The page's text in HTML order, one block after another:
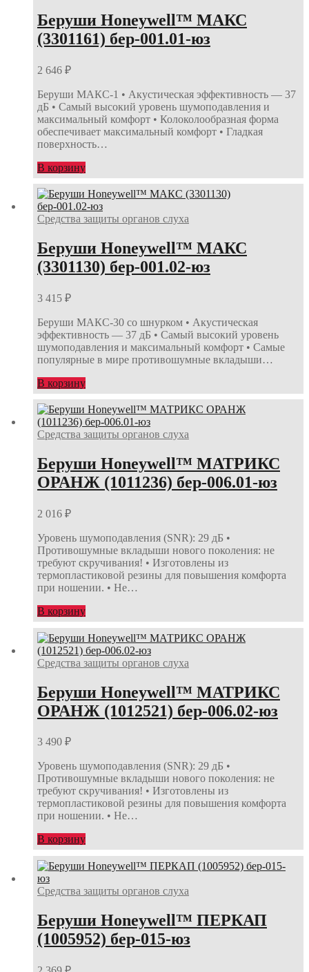
Беруши Honeywell™ МАКС
(3301161) бер-001.01-юз
2 646 ₽
Беруши МАКС-1 • Акустическая эффективность — 37
дБ • Самый высокий уровень шумоподавления и
максимальный комфорт • Колоколообразная форма
обеспечивает максимальный комфорт • Гладкая
поверхность…
В корзину
Средства защиты органов слуха
Беруши Honeywell™ МАКС
(3301130) бер-001.02-юз
3 415 ₽
Беруши МАКС-30 со шнурком • Акустическая
эффективность — 37 дБ • Самый высокий уровень
шумоподавления и максимальный комфорт • Самые
популярные в мире противошумные вкладыши…
В корзину
Средства защиты органов слуха
Беруши Honeywell™ МАТРИКС
ОРАНЖ (1011236) бер-006.01-юз
2 016 ₽
Уровень шумоподавления (SNR): 29 дБ •
Противошумные вкладыши нового поколения: не
требуют скручивания! • Изготовлены из
термопластиковой резины для повышения комфорта
при ношении. • Не…
В корзину
Средства защиты органов слуха
Беруши Honeywell™ МАТРИКС
ОРАНЖ (1012521) бер-006.02-юз
3 490 ₽
Уровень шумоподавления (SNR): 29 дБ •
Противошумные вкладыши нового поколения: не
требуют скручивания! • Изготовлены из
термопластиковой резины для повышения комфорта
при ношении. • Не…
В корзину
Средства защиты органов слуха
Беруши Honeywell™ ПЕРКАП
(1005952) бер-015-юз